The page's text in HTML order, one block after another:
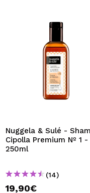
Nuggela & Sulé - Shampoo
Cipolla Premium Nº 1 -
250ml
(14)
19,90€